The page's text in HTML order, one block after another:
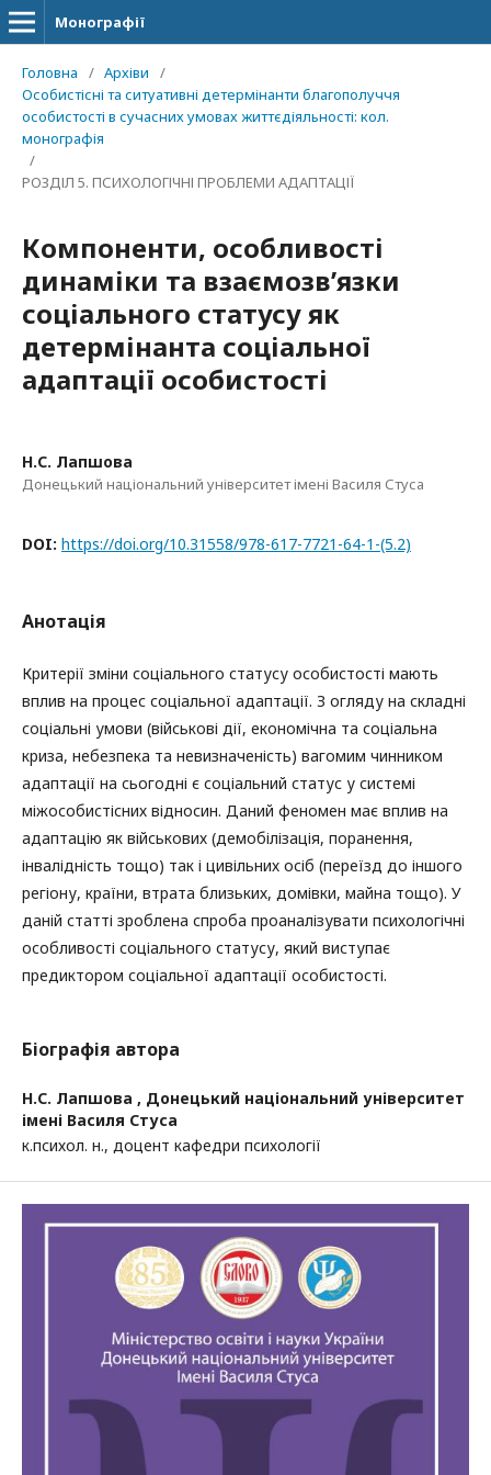
Монографії
Головна / Архіви
/
Особистісні та ситуативні детермінанти благополуччя
особистості в сучасних умовах життєдіяльності: кол.
монографія
/
РОЗДІЛ 5. ПСИХОЛОГІЧНІ ПРОБЛЕМИ АДАПТАЦІЇ
Компоненти, особливості
динаміки та взаємозв’язки
соціального статусу як
детермінанта соціальної
адаптації особистості
Н.С. Лапшова
Донецький національний університет імені Василя Стуса
DOI: https://doi.org/10.31558/978-617-7721-64-1-(5.2)
Анотація
Критерії зміни соціального статусу особистості мають
вплив на процес соціальної адаптації. З огляду на складні
соціальні умови (військові дії, економічна та соціальна
криза, небезпека та невизначеність) вагомим чинником
адаптації на сьогодні є соціальний статус у системі
міжособистісних відносин. Даний феномен має вплив на
адаптацію як військових (демобілізація, поранення,
інвалідність тощо) так і цивільних осіб (переїзд до іншого
регіону, країни, втрата близьких, домівки, майна тощо). У
даній статті зроблена спроба проаналізувати психологічні
особливості соціального статусу, який виступає
предиктором соціальної адаптації особистості.
Біографія автора
Н.С. Лапшова , Донецький національний університет
імені Василя Стуса
к.психол. н., доцент кафедри психології